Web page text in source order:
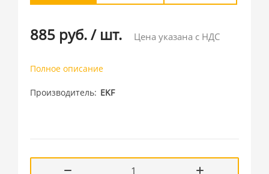
885 руб./ шт. Цена указана с НДС
Полное описание
Производитель EKF